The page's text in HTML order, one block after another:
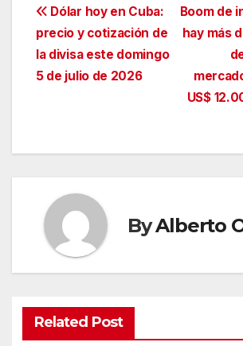
Navegación
de
entradas
Boom de
hay más
US$
Dólar hoy en Cuba:
precio y cotización de
la divisa este domingo
5 de julio de 2026
ByAlberto
Related Post